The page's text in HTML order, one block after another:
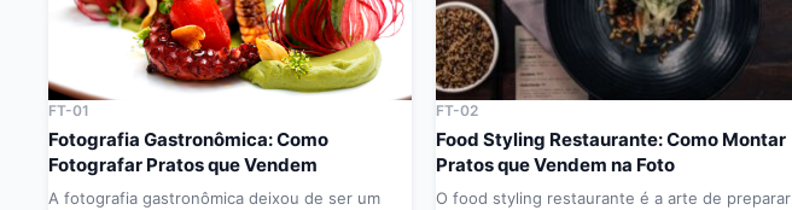
FT-01
Fotografia Gastronômica: Como
Fotografar Pratos que Vendem
A fotografia gastronômica deixou de ser um
FT-02
Food Styling Restaurante: Como Montar
Pratos que Vendem na Foto
O food styling restaurante é a arte de preparar